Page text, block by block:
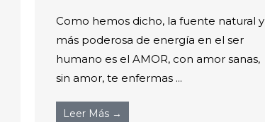
Como hemos dicho, la fuente natural y
más poderosa de energía en el ser
humano es el AMOR, con amor sanas,
sin amor, te enfermas ...
Leer Más →